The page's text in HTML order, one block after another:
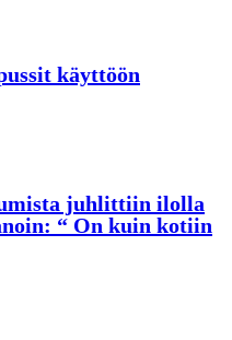
käyttöön
juhlittiin ilolla
“ On kuin kotiin